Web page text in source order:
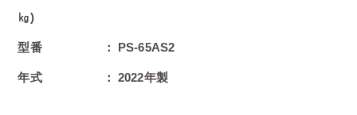
㎏)
型番 ： PS-65AS2
年式 ： 2022年製